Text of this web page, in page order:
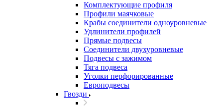
Комплектующие профиля
Профили маячковые
Крабы соединители одноуровневые
Удлинители профилей
Прямые подвесы
Соединители двухуровневые
Подвесы с зажимом
Тяга подвеса
Уголки перфорированные
Европодвесы
Гвозди